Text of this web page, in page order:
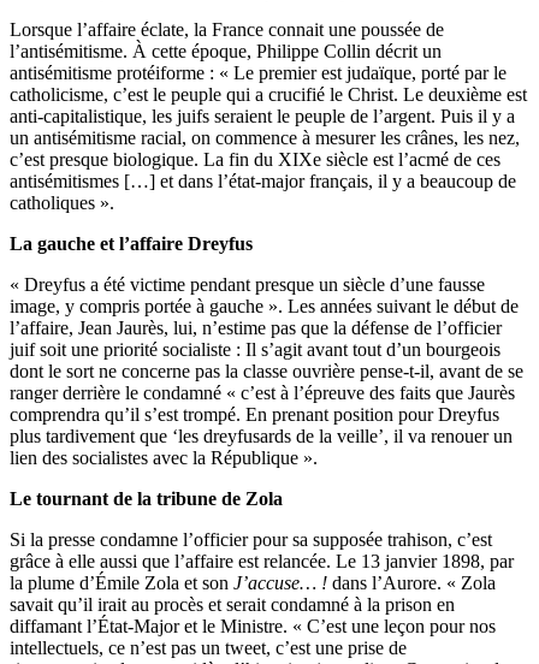
Lorsque l’affaire éclate, la France connait une poussée de
l’antisémitisme. À cette époque, Philippe Collin décrit un
antisémitisme protéiforme : « Le premier est judaïque, porté par le
catholicisme, c’est le peuple qui a crucifié le Christ. Le deuxième est
anti-capitalistique, les juifs seraient le peuple de l’argent. Puis il y a
un antisémitisme racial, on commence à mesurer les crânes, les nez,
c’est presque biologique. La fin du XIXe siècle est l’acmé de ces
antisémitismes […] et dans l’état-major français, il y a beaucoup de
catholiques ».
La gauche et l’affaire Dreyfus
« Dreyfus a été victime pendant presque un siècle d’une fausse
image, y compris portée à gauche ». Les années suivant le début de
l’affaire, Jean Jaurès, lui, n’estime pas que la défense de l’officier
juif soit une priorité socialiste : Il s’agit avant tout d’un bourgeois
dont le sort ne concerne pas la classe ouvrière pense-t-il, avant de se
ranger derrière le condamné « c’est à l’épreuve des faits que Jaurès
comprendra qu’il s’est trompé. En prenant position pour Dreyfus
plus tardivement que ‘les dreyfusards de la veille’, il va renouer un
lien des socialistes avec la République ».
Le tournant de la tribune de Zola
Si la presse condamne l’officier pour sa supposée trahison, c’est
grâce à elle aussi que l’affaire est relancée. Le 13 janvier 1898, par
la plume d’Émile Zola et son J’accuse… ! dans l’Aurore. « Zola
savait qu’il irait au procès et serait condamné à la prison en
diffamant l’État-Major et le Ministre. « C’est une leçon pour nos
intellectuels, ce n’est pas un tweet, c’est une prise de